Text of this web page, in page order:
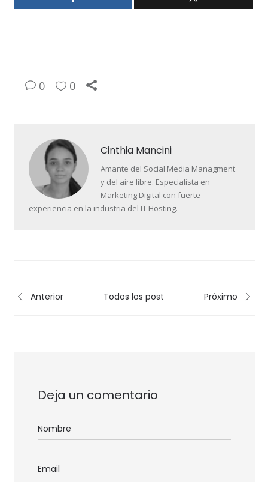
0 0
Cinthia Mancini
Amante del Social Media Managment
y del aire libre. Especialista en
Marketing Digital con fuerte
experiencia en la industria del IT Hosting.
Anterior Todos los post Próximo
Deja un comentario